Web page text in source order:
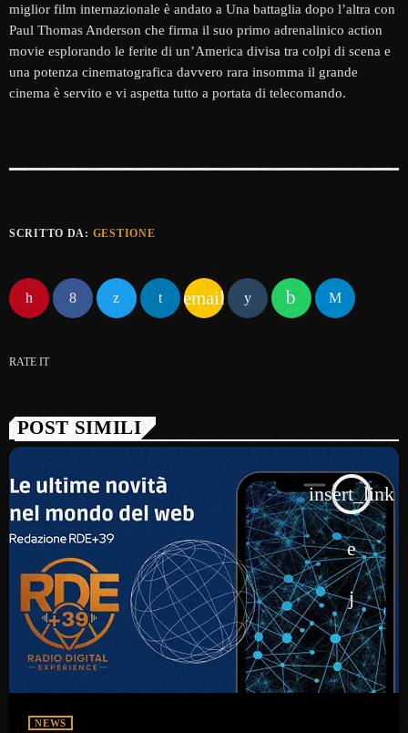
miglior film internazionale è andato a Una battaglia dopo l’altra con
Paul Thomas Anderson che firma il suo primo adrenalinico action
movie esplorando le ferite di un’America divisa tra colpi di scena e
una potenza cinematografica davvero rara insomma il grande
cinema è servito e vi aspetta tutto a portata di telecomando.
SCRITTO DA: GESTIONE
email
RATE IT
POST SIMILI
insert_link
NEWS